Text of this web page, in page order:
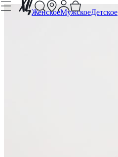
ЖенскоеМужскоеДетское